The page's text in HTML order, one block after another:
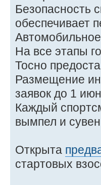
Безопасность
обеспечивает
На все этапы
Тосно
Размещение
заявок до 1
Каждый
вымпел и
Открыта
стартовых